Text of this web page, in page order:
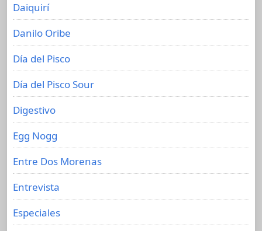
Daiquirí
Danilo Oribe
Día del Pisco
Día del Pisco Sour
Digestivo
Egg Nogg
Entre Dos Morenas
Entrevista
Especiales